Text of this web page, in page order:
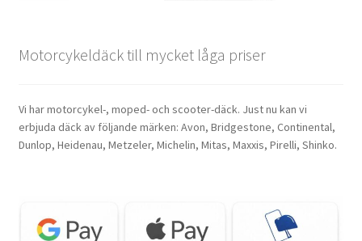
Motorcykeldäck till mycket låga priser
Vi har motorcykel-, moped- och scooter-däck. Just nu kan vi
erbjuda däck av följande märken: Avon, Bridgestone, Continental,
Dunlop, Heidenau, Metzeler, Michelin, Mitas, Maxxis, Pirelli, Shinko.